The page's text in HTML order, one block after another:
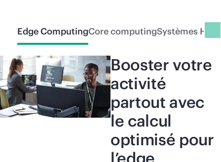
Edge ComputingCore computingSystèmes
Booster votre
activité
partout avec
le calcul
optimisé pour